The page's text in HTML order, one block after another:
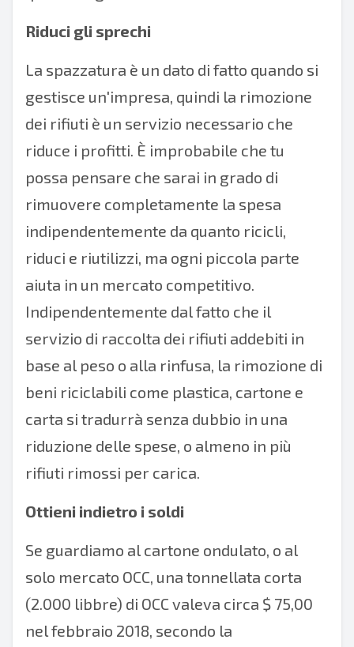
Riduci gli sprechi
La spazzatura è un dato di fatto quando si
gestisce un'impresa, quindi la rimozione
dei rifiuti è un servizio necessario che
riduce i profitti. È improbabile che tu
possa pensare che sarai in grado di
rimuovere completamente la spesa
indipendentemente da quanto ricicli,
riduci e riutilizzi, ma ogni piccola parte
aiuta in un mercato competitivo.
Indipendentemente dal fatto che il
servizio di raccolta dei rifiuti addebiti in
base al peso o alla rinfusa, la rimozione di
beni riciclabili come plastica, cartone e
carta si tradurrà senza dubbio in una
riduzione delle spese, o almeno in più
rifiuti rimossi per carica.
Ottieni indietro i soldi
Se guardiamo al cartone ondulato, o al
solo mercato OCC, una tonnellata corta
(2.000 libbre) di OCC valeva circa $ 75,00
nel febbraio 2018, secondo la